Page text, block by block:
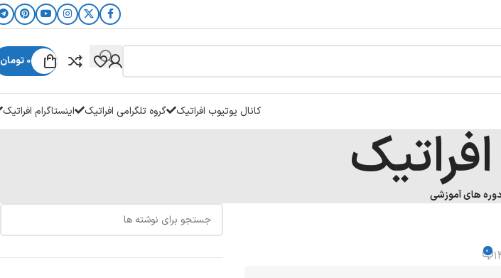
0 تومان
کانال یوتیوب افراتیک گروه تلگرامی افراتیک اینستاگرام افراتیک
دوره های آموزشی
0